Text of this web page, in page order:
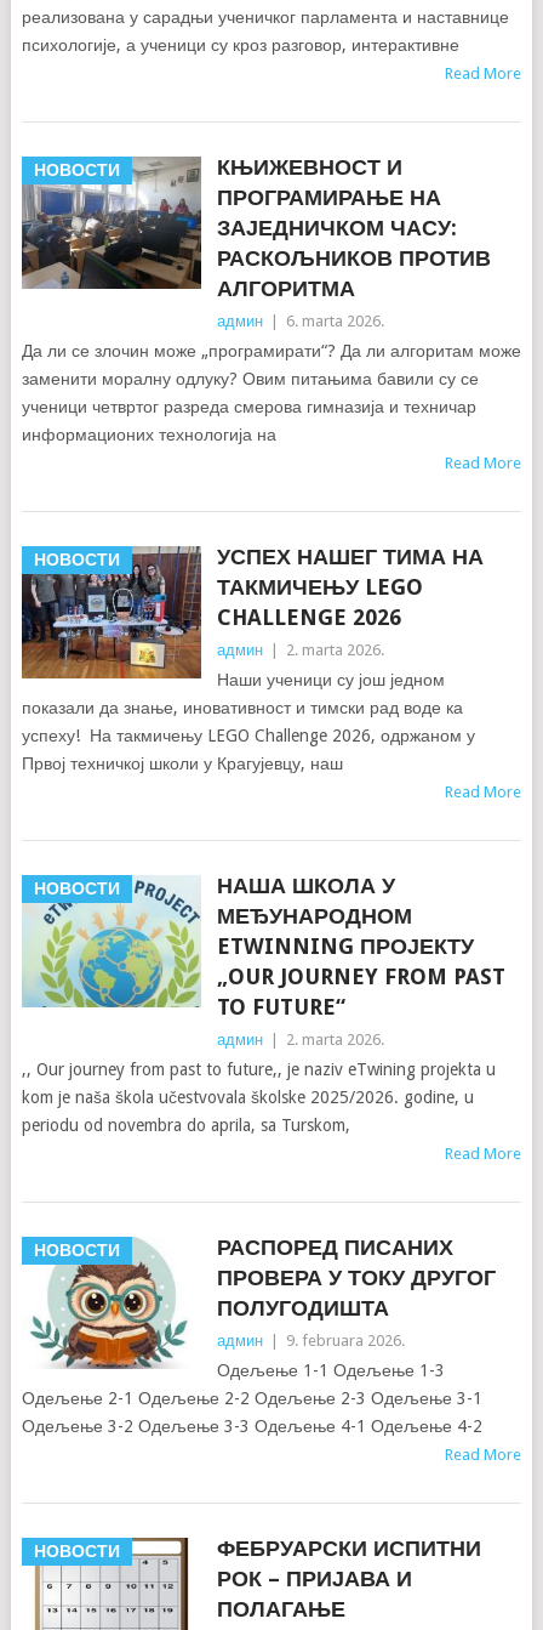
реализована у сарадњи ученичког парламента и наставнице
психологије, а ученици су кроз разговор, интерактивне
Read More
НОВОСТИ
КЊИЖЕВНОСТ И
ПРОГРАМИРАЊЕ НА
ЗАЈЕДНИЧКОМ ЧАСУ:
РАСКОЉНИКОВ ПРОТИВ
АЛГОРИТМА
админ | 6. marta 2026.
Да ли се злочин може „програмирати“? Да ли алгоритам може
заменити моралну одлуку? Овим питањима бавили су се
ученици четвртог разреда смерова гимназија и техничар
информационих технологија на
Read More
НОВОСТИ
УСПЕХ НАШЕГ ТИМА НА
ТАКМИЧЕЊУ LEGO
CHALLENGE 2026
админ | 2. marta 2026.
Наши ученици су још једном
показали да знање, иновативност и тимски рад воде ка
успеху! На такмичењу LEGO Challenge 2026, одржаном у
Првој техничкој школи у Крагујевцу, наш
Read More
НОВОСТИ
НАША ШКОЛА У
МЕЂУНАРОДНОМ
ETWINNING ПРОЈЕКТУ
„OUR JOURNEY FROM PAST
TO FUTURE“
админ | 2. marta 2026.
,, Our journey from past to future,, je naziv eTwining projekta u
kom je naša škola učestvovala školske 2025/2026. godine, u
periodu od novembra do aprila, sa Turskom,
Read More
НОВОСТИ
РАСПОРЕД ПИСАНИХ
ПРОВЕРА У ТОКУ ДРУГОГ
ПОЛУГОДИШТА
админ | 9. februara 2026.
Одељење 1-1 Одељење 1-3
Одељење 2-1 Одељење 2-2 Одељење 2-3 Одељење 3-1
Одељење 3-2 Одељење 3-3 Одељење 4-1 Одељење 4-2
Read More
НОВОСТИ
ФЕБРУАРСКИ ИСПИТНИ
РОК – ПРИЈАВА И
ПОЛАГАЊЕ